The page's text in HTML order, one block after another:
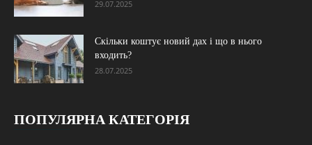
29.07.2025
Скільки коштує новий дах і що в нього
входить?
28.07.2025
ПОПУЛЯРНА КАТЕГОРІЯ